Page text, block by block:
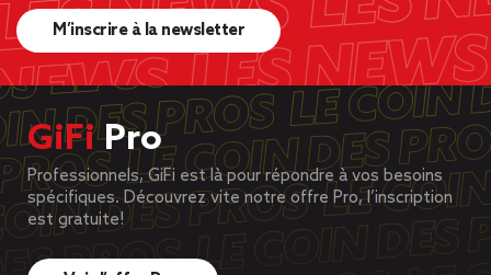
M’inscrire à la newsletter
GiFiPro
Professionnels, GiFi est là pour répondre à vos besoins
spécifiques. Découvrez vite notre offre Pro, l’inscription
est gratuite!